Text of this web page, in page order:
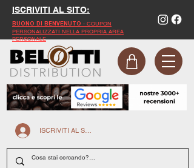
ISCRIVITI AL SITO:
BUONO DI BENVENUTO - COUPON
PERSONALIZZATI NELLA PROPRIA AREA
PERSONALE
ISCRIVITI AL SITO